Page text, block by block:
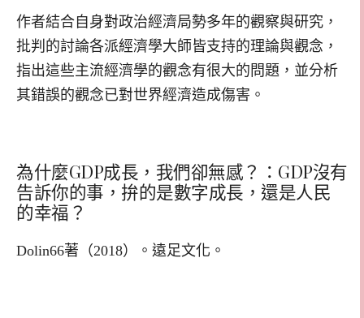
作者結合自身對政治經濟局勢多年的觀察與研究，
批判的討論各派經濟學大師皆支持的理論與觀念，
指出這些主流經濟學的觀念有很大的問題，並分析
其錯誤的觀念已對世界經濟造成傷害。
為什麼GDP成長，我們卻無感？：GDP沒有
告訴你的事，拚的是數字成長，還是人民
的幸福？
Dolin66著（2018）。遠足文化。